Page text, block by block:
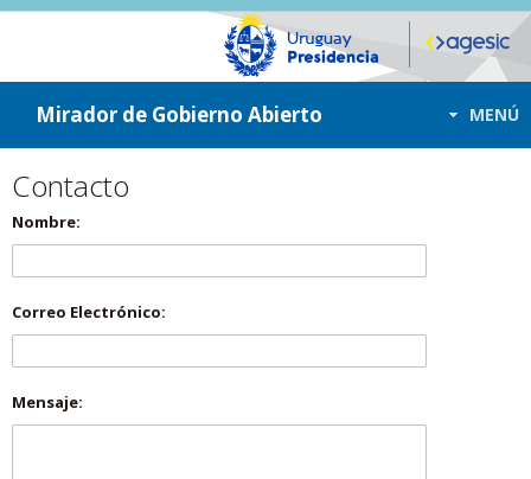
ir a contenido
ir al menú
Mirador de Gobierno Abierto MENÚ
Contacto
Nombre:
Correo Electrónico:
Mensaje: